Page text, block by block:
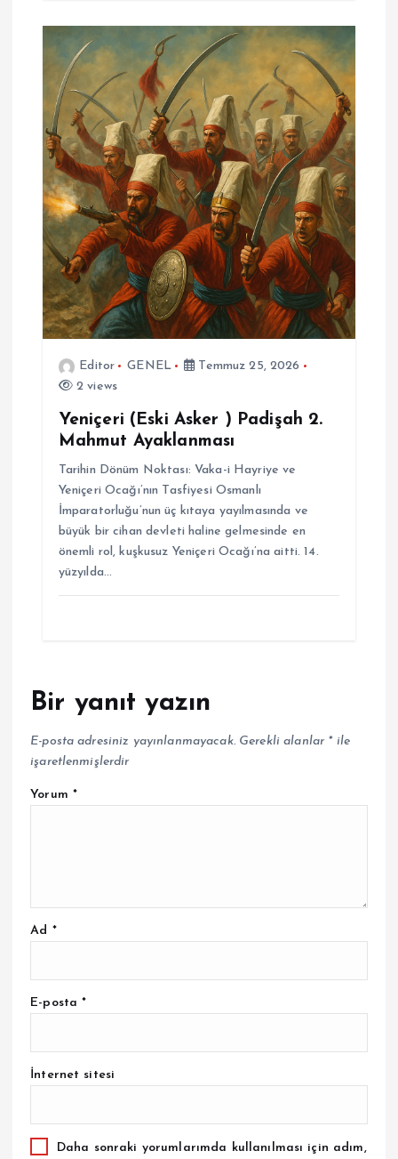
Editor GENEL
Temmuz 25, 2026
2 views
Yeniçeri (Eski Asker ) Padişah 2.
Mahmut Ayaklanması
Tarihin Dönüm Noktası: Vaka-i Hayriye ve
Yeniçeri Ocağı’nın Tasfiyesi Osmanlı
İmparatorluğu’nun üç kıtaya yayılmasında ve
büyük bir cihan devleti haline gelmesinde en
önemli rol, kuşkusuz Yeniçeri Ocağı’na aitti. 14.
yüzyılda…
Bir yanıt yazın
E-posta adresiniz yayınlanmayacak. Gerekli alanlar *ile
işaretlenmişlerdir
Yorum *
Ad *
E-posta*
İnternet sitesi
Daha sonraki yorumlarımda kullanılması için adım,